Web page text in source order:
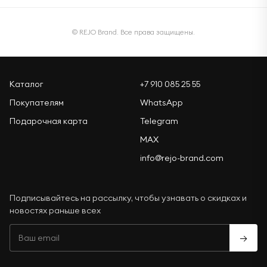
© REJO Brand. Все права защищены.
Каталог
Покупателям
Подарочная карта
+7 910 085 25 55
WhatsApp
Telegram
MAX
info@rejo-brand.com
Подписывайтесь на рассылку, чтобы узнавать о скидках и
новостях раньше всех
→